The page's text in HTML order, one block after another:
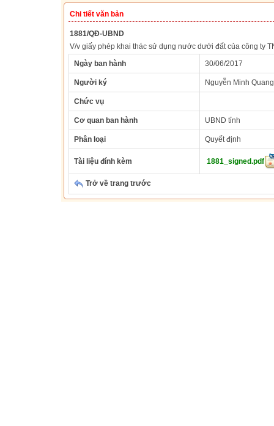
Chi tiết văn bản
1881/QĐ-UBND
V/v giấy phép khai thác sử dụng nước dưới đất của công ty
Ngày ban hành
30/06/2017
Người ký Nguyễn Minh Quang
Chức vụ
Cơ quan ban hành UBND tỉnh
Phân loại Quyết định
Tài liệu đính kèm 1881_signed.pdf
Trở về trang trước